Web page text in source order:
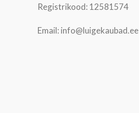
Registrikood: 12581574
Email: info@luigekaubad.ee